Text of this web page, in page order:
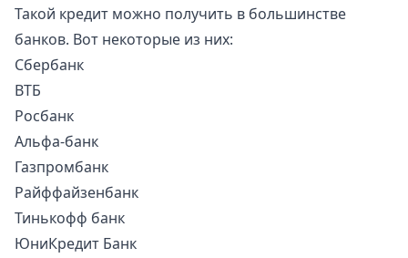
Такой кредит можно получить в большинстве
банков. Вот некоторые из них:
Сбербанк
ВТБ
Росбанк
Альфа-банк
Газпромбанк
Райффайзенбанк
Тинькофф банк
ЮниКредит Банк